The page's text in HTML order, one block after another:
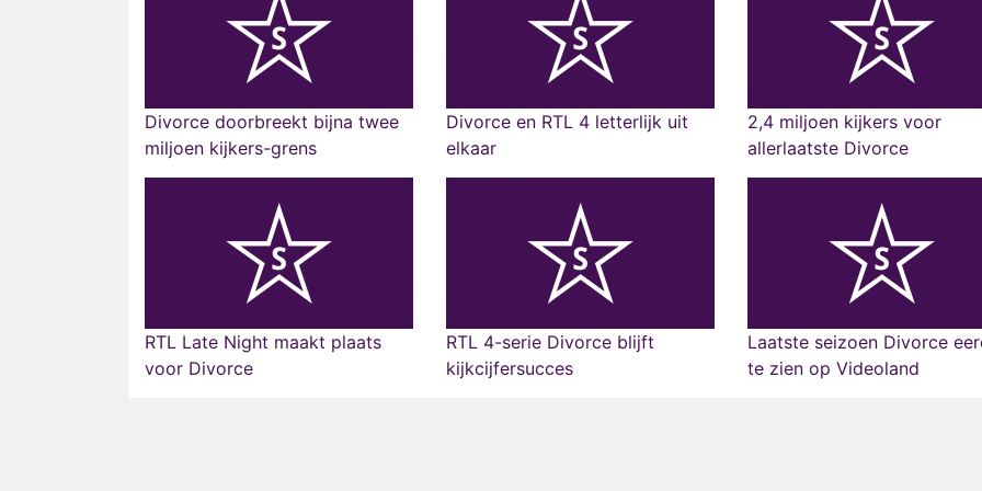
Divorce doorbreekt bijna twee
miljoen kijkers-grens
Divorce en RTL 4 letterlijk uit
elkaar
2,4 miljoen kijkers voor
allerlaatste Divorce
RTL Late Night maakt plaats
voor Divorce
RTL 4-serie Divorce blijft
kijkcijfersucces
Laatste seizoen Divorce
te zien op Videoland